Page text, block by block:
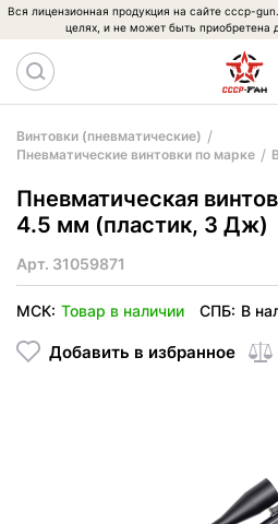
Вся лицензионная продукция на сайте cccp-
целях, и не может быть приобретена
Винтовки (пневматические)
Пневматические винтовки по марке
Пневматическая
4.5 мм (пластик, 3 Дж)
Арт. 31059871
МСК: Товар в наличии СПБ: В
Добавить в избранное